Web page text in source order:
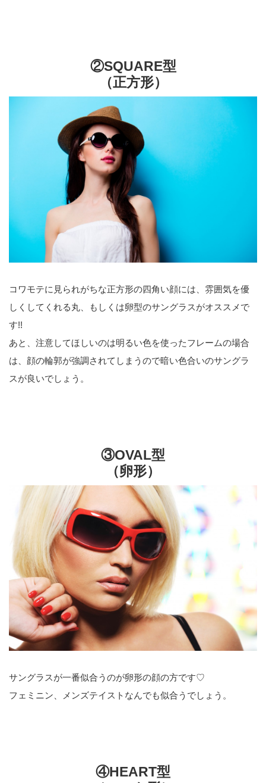
②SQUARE型
（正方形）
コワモテに見られがちな正方形の四角い顔には、雰囲気を優
しくしてくれる丸、もしくは卵型のサングラスがオススメで
す!!
あと、注意してほしいのは明るい色を使ったフレームの場合
は、顔の輪郭が強調されてしまうので暗い色合いのサングラ
スが良いでしょう。
③OVAL型
（卵形）
サングラスが一番似合うのが卵形の顔の方です♡
フェミニン、メンズテイストなんでも似合うでしょう。
④HEART型